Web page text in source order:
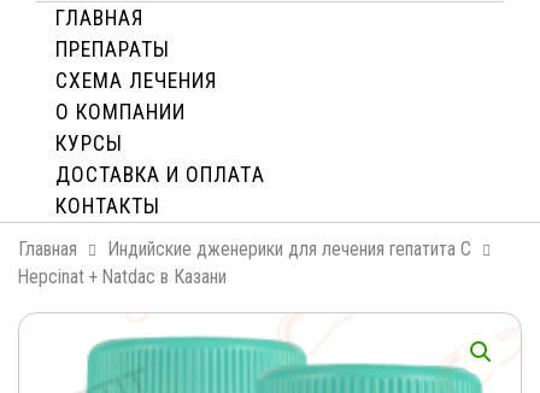
ГЛАВНАЯ
ПРЕПАРАТЫ
СХЕМА ЛЕЧЕНИЯ
О КОМПАНИИ
КУРСЫ
ДОСТАВКА И ОПЛАТA
КОНТАКТЫ
Главная
Индийские дженерики для лечения гепатита С
Hepcinat + Natdac в Казани